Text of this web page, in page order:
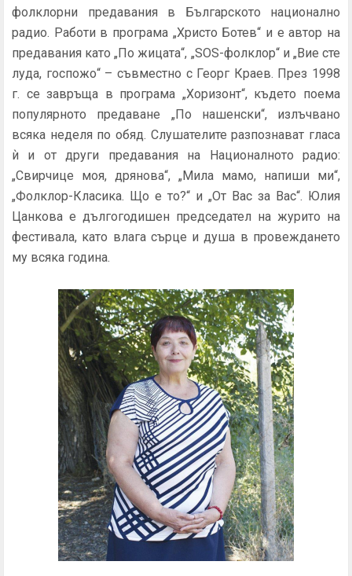
фолклорни предавания в Българското национално
радио. Работи в програма „Христо Ботев“ и е автор на
предавания като „По жицата“, „SOS-фолклор“ и „Вие сте
луда, госпожо“ – съвместно с Георг Краев. През 1998
г. се завръща в програма „Хоризонт“, където поема
популярното предаване „По нашенски“, излъчвано
всяка неделя по обяд. Слушателите разпознават гласа
ѝ и от други предавания на Националното радио:
„Свирчице моя, дрянова“, „Мила мамо, напиши ми“,
„Фолклор-Класика. Що е то?“ и „От Вас за Вас“. Юлия
Цанкова е дългогодишен председател на журито на
фестивала, като влага сърце и душа в провеждането
му всяка година.